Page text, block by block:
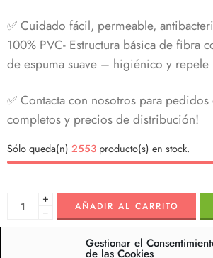
Gestionar el
de las Cookies
✅ Cuidado fácil, permeable,
100% PVC- Estructura básica de fibra
de espuma suave – higiénico y repele
✅ Contacta con nosotros para
completos y precios de distribución!
Sólo queda(n) 2553 producto(s) en stock.
+
−
AÑADIR AL CARRITO
Oferta de dtos. por volumen